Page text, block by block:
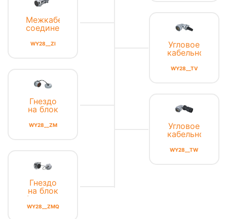
Межкабельное
соединение
WY28__ZI
Гнездо
на блок
WY28__ZM
Гнездо
на блок
(передняя
гайка)
WY28__ZMQ
Угловое
кабельное
WY28__TV
Угловое
кабельное
с
WY28__TW